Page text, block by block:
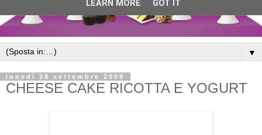
▼
lunedì 28 settembre 2009
CHEESE CAKE RICOTTA E YOGURT
LEARN MORE GOT IT